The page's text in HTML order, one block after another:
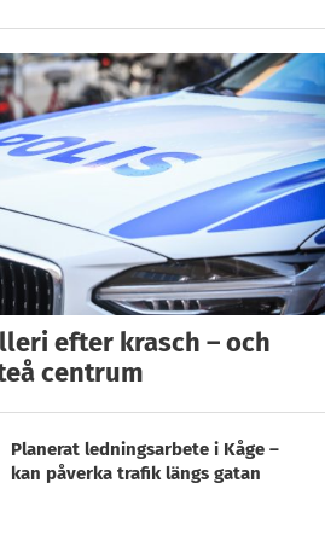
efter krasch – och
centrum
Planerat ledningsarbete i Kåge –
kan påverka trafik längs gatan